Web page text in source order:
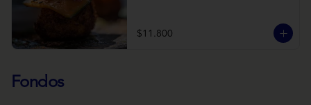
de crema de coco con wasabi y tierra de
cochayuyo.
$11.800
Fondos